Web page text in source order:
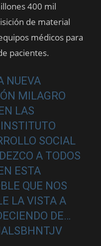
400 mil
de material
médicos para
pacientes.
NUEVA
MILAGRO
LAS
SOCIAL
A TODOS
ESTA
QUE NOS
LA VISTA A
DE…